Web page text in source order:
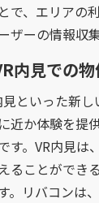
で、エリアの
ザーの情報収
内見での
といった新
近か体験を提
す。VR内見は
ることができ
。リバコンは